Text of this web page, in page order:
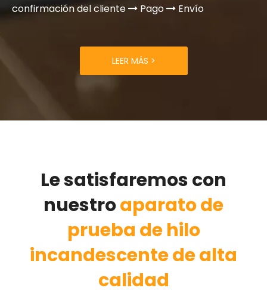
confirmación del cliente  Pago  Envío
LEER MÁS >
Le satisfaremos con
nuestroaparato de
prueba de hilo
incandescente de alta
calidad